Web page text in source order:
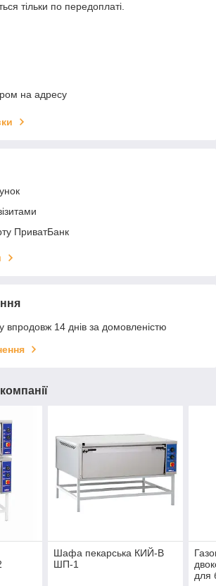
тільки по передоплаті.
на адресу
ПриватБанк
впродовж 14 днів за домовленістю
Шафа пекарська КИЙ-В
ШП-1
для